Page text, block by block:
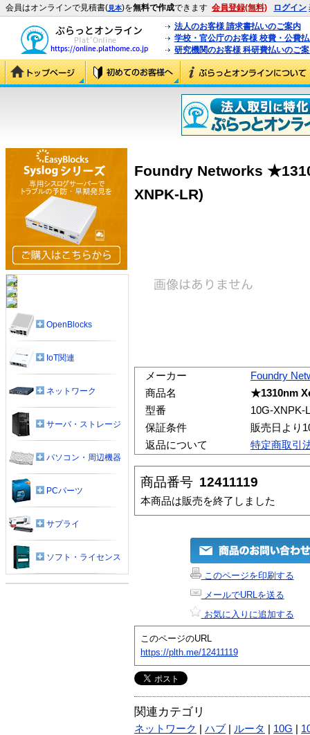
会員はオンラインで見積書(見本)を無料で作成できます 会員登録(無料) ログイン
法人のお客様 請求書払いのご案内
学校・官公庁のお客様 校費・公費
研究機関のお客様 科研費払いのご
Foundry Networks
XNPK-LR)
メーカー
Foundry
商品名
★1310nm
型番
10G-XNPK-
保証条件
販売日より
返品について
特定商取引
商品番号 12411119
本商品は販売を終了しました
このページを印刷する
メールでURLを送る
お気に入りに追加する
このページのURL
https://plth.me/12411119
関連カテゴリ
ネットワーク ハブ ルータ 10G
OpenBlocks
IoT関連
ネットワーク
サーバ・ストレージ
パソコン・周辺機器
PCパーツ
サプライ
ソフト・ライセンス